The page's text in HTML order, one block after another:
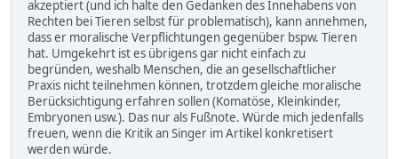
akzeptiert (und ich halte den Gedanken des Innehabens von
Rechten bei Tieren selbst für problematisch), kann annehmen,
dass er moralische Verpflichtungen gegenüber bspw. Tieren
hat. Umgekehrt ist es übrigens gar nicht einfach zu
begründen, weshalb Menschen, die an gesellschaftlicher
Praxis nicht teilnehmen können, trotzdem gleiche moralische
Berücksichtigung erfahren sollen (Komatöse, Kleinkinder,
Embryonen usw.). Das nur als Fußnote. Würde mich jedenfalls
freuen, wenn die Kritik an Singer im Artikel konkretisert
werden würde.